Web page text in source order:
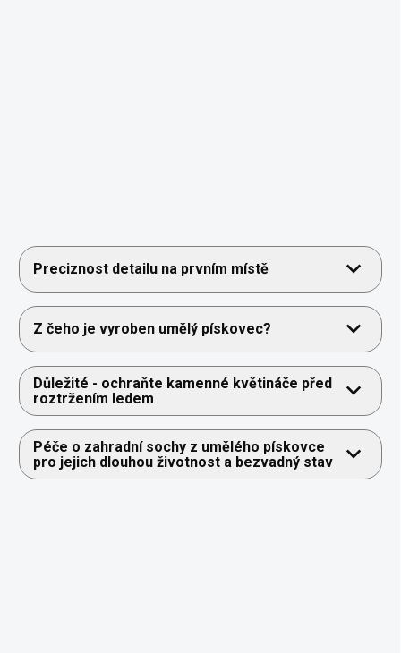
Preciznost detailu na prvním místě
Z čeho je vyroben umělý pískovec?
Důležité - ochraňte kamenné květináče před
roztržením ledem
Péče o zahradní sochy z umělého pískovce
pro jejich dlouhou životnost a bezvadný stav